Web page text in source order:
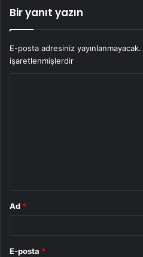
Bir yanıt yazın
E-posta adresiniz yayınlanmayacak.
işaretlenmişlerdir
Ad *
E-posta *